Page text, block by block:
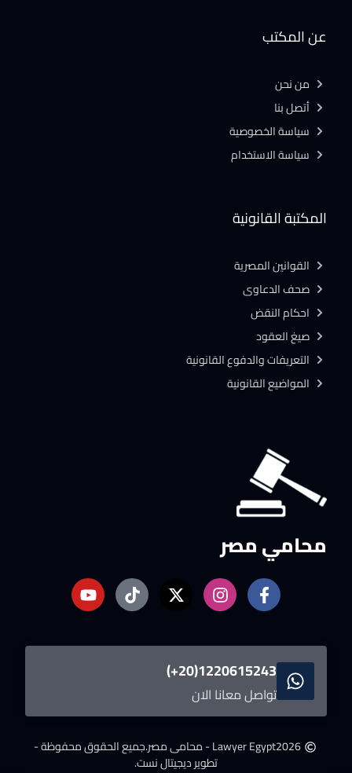
محامي مصر
1220615243(20+)
تواصل معانا الان
2026Lawyer Egypt - محامى مصر.
جميع الحقوق محفوظة -
تطوير ديجيتال نست.
المكتبة القانونية
القوانين المصرية
صحف الدعاوى
احكام النقض
صيغ العقود
التعريفات والدفوع القانونية
المواضيع القانونية
عن المكتب
من نحن
أتصل بنا
سياسة الخصوصية
سياسة الاستخدام